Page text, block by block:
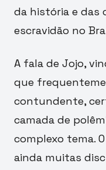
da história e das
escravidão no
A fala de Jojo,
que
contundente,
camada de
complexo tema.
ainda muitas